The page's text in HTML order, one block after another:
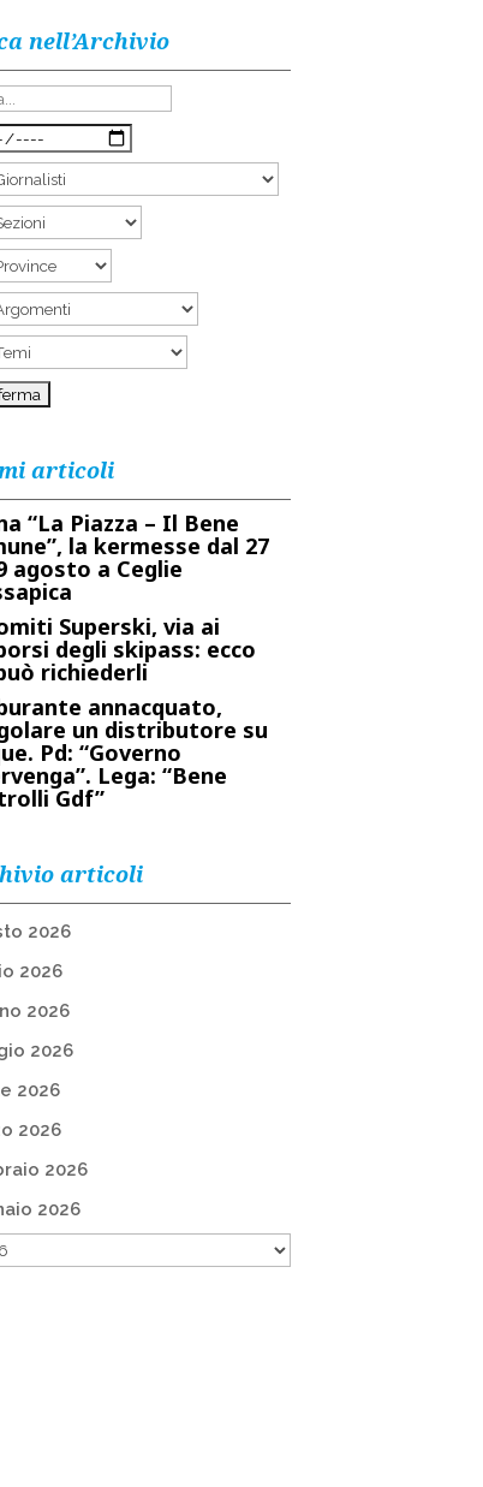
nell’Archivio
articoli
“La Piazza – Il Bene
la kermesse dal 27
agosto a Ceglie
Superski, via ai
degli skipass: ecco
richiederli
annacquato,
un distributore su
Pd: “Governo
Lega: “Bene
Gdf”
articoli
2026
2026
2026
2026
2026
2026
2026
2026